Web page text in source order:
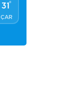
31°
ÇAR